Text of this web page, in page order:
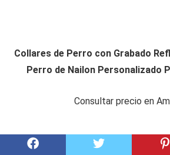
Collares de Perro con Grabado
Perro de Nailon Personalizado
Consultar precio en